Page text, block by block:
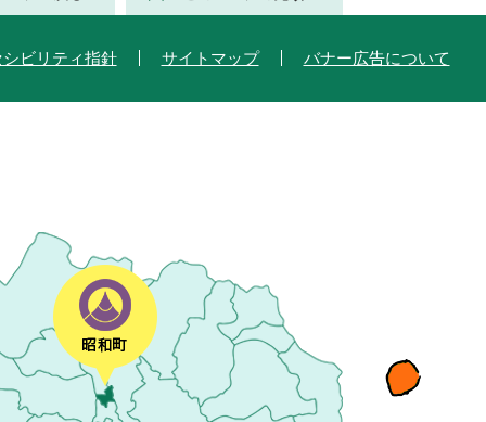
ビリティ指針 サイトマップ バナー広告について